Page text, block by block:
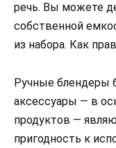
речь. Вы можете
собственной
из набора. Как
Ручные блендеры
аксессуары — в
продуктов —
пригодность к